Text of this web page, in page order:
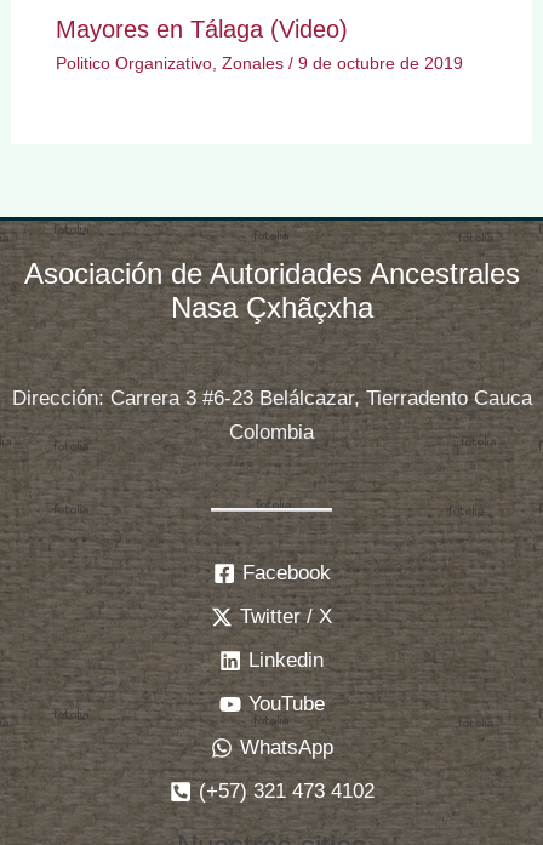
Mayores en Tálaga (Video)
Politico Organizativo, Zonales/ 9 de octubre de 2019
Asociación de Autoridades Ancestrales
Nasa Çxhãçxha
Dirección: Carrera 3 #6-23 Belálcazar, Tierradento Cauca
Colombia
Facebook
Twitter / X
Linkedin
YouTube
WhatsApp
(+57) 321 473 4102